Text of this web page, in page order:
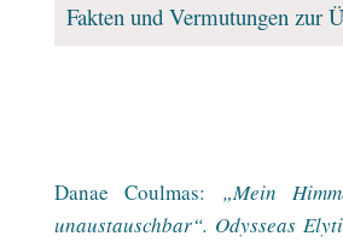
Fakten und Vermutungen zur
Danae Coulmas: „Mein
unaustauschbar“. Odysseas